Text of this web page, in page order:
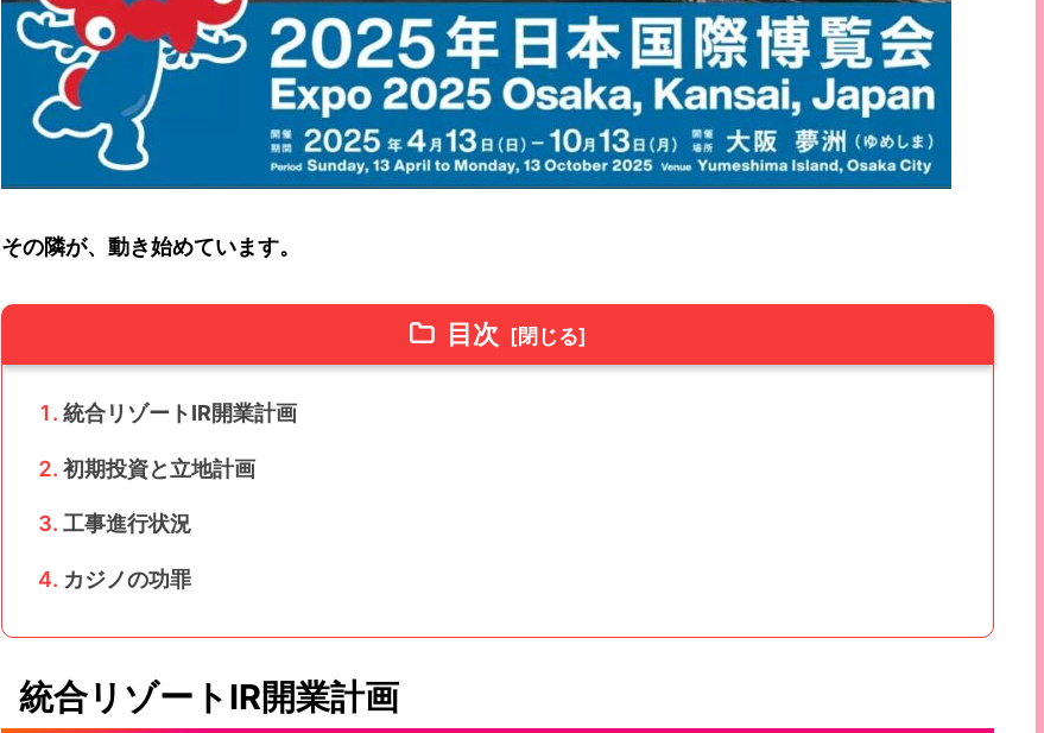
その隣が、動き始めています。
目次
統合リゾートIR開業計画
初期投資と立地計画
工事進行状況
カジノの功罪
統合リゾートIR開業計画